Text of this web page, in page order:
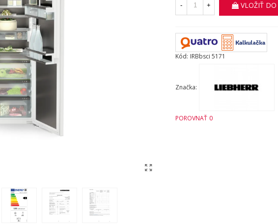
- + VLOŽIŤ
Kód: IRBbsci 5171
Značka:
POROVNAŤ 0